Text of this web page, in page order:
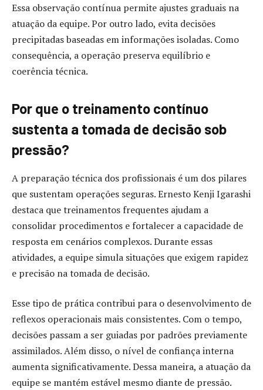
Essa observação contínua permite ajustes graduais na
atuação da equipe. Por outro lado, evita decisões
precipitadas baseadas em informações isoladas. Como
consequência, a operação preserva equilíbrio e
coerência técnica.
Por que o treinamento contínuo
sustenta a tomada de decisão sob
pressão?
A preparação técnica dos profissionais é um dos pilares
que sustentam operações seguras. Ernesto Kenji Igarashi
destaca que treinamentos frequentes ajudam a
consolidar procedimentos e fortalecer a capacidade de
resposta em cenários complexos. Durante essas
atividades, a equipe simula situações que exigem rapidez
e precisão na tomada de decisão.
Esse tipo de prática contribui para o desenvolvimento de
reflexos operacionais mais consistentes. Com o tempo,
decisões passam a ser guiadas por padrões previamente
assimilados. Além disso, o nível de confiança interna
aumenta significativamente. Dessa maneira, a atuação da
equipe se mantém estável mesmo diante de pressão.